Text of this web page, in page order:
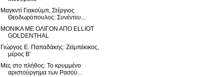
Μαγκντί Γιακούμπ, Στέργιος
Θεοδωρόπουλος: Συνέντευ...
ΜΟΝΙΚΑ ΜΕ ΟΛΙΓΟΝ ΑΠΟ ELLIOT
GOLDENTHAL
Γιώργος Ε. Παπαδάκης: Ζεϊμπέκικος,
μέρος Β'
Μες στο πλήθος: Το κρυμμένο
αριστούργημα των Ρασού...